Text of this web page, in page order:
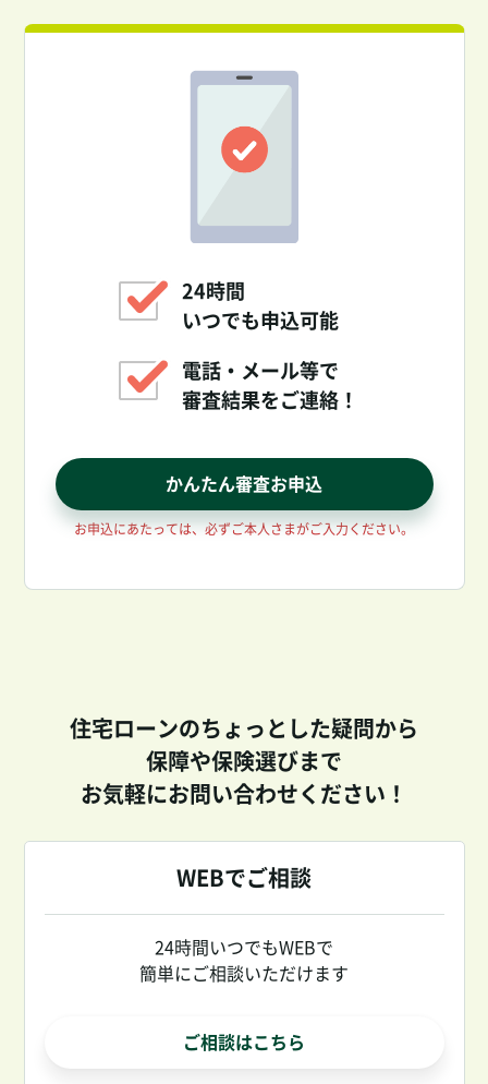
24時間
いつでも申込可能
電話・メール等で
審査結果をご連絡！
かんたん審査お申込
お申込にあたっては、必ずご本人さまがご入力ください。
住宅ローンのちょっとした疑問から
保障や保険選びまで
お気軽にお問い合わせください！
WEBでご相談
24時間いつでもWEBで
簡単にご相談いただけます
ご相談はこちら